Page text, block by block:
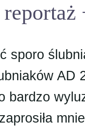
sporo
AD
bardzo